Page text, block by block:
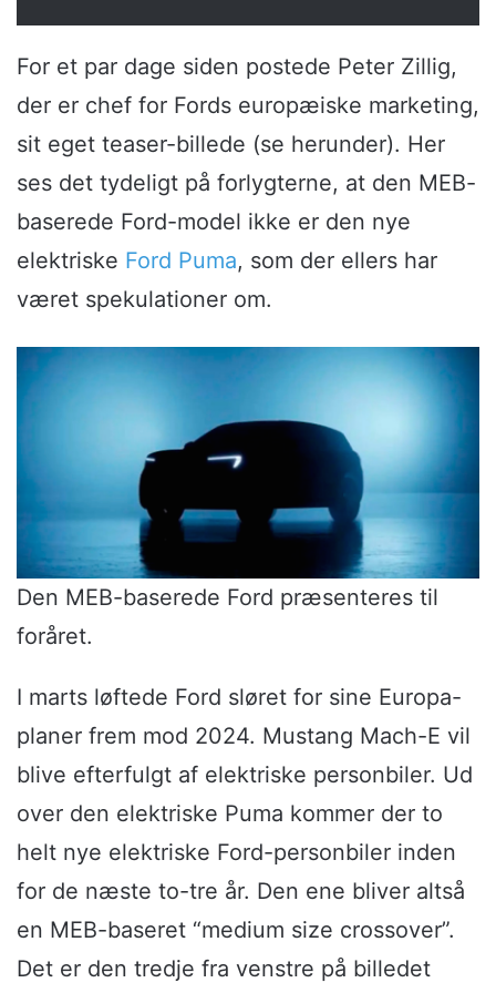
For et par dage siden postede Peter Zillig,
der er chef for Fords europæiske marketing,
sit eget teaser-billede (se herunder). Her
ses det tydeligt på forlygterne, at den MEB-
baserede Ford-model ikke er den nye
elektriske Ford Puma, som der ellers har
været spekulationer om.
Den MEB-baserede Ford præsenteres til
foråret.
I marts løftede Ford sløret for sine Europa-
planer frem mod 2024. Mustang Mach-E vil
blive efterfulgt af elektriske personbiler. Ud
over den elektriske Puma kommer der to
helt nye elektriske Ford-personbiler inden
for de næste to-tre år. Den ene bliver altså
en MEB-baseret “medium size crossover”.
Det er den tredje fra venstre på billedet